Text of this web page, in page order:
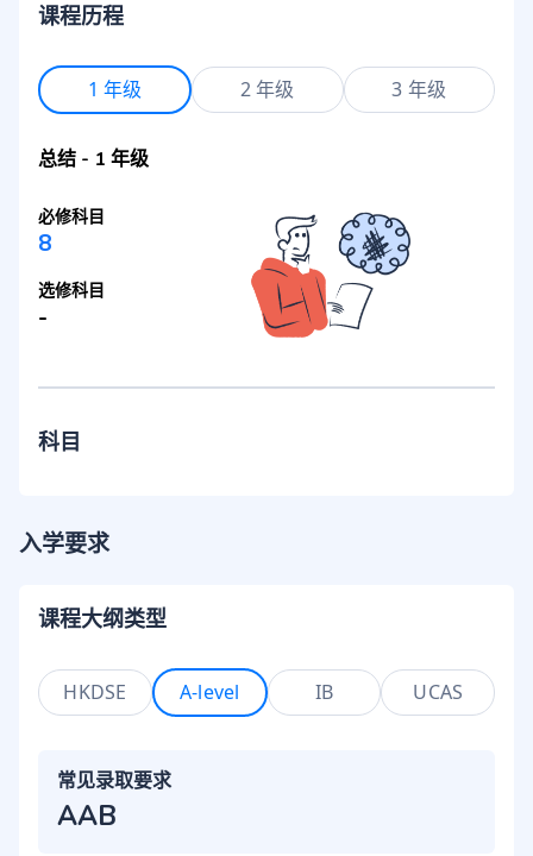
课程历程
1 年级 2 年级 3 年级
总结 - 1 年级
必修科目
8
选修科目
-
科目
入学要求
课程大纲类型
HKDSE A-level IB UCAS
常见录取要求
AAB